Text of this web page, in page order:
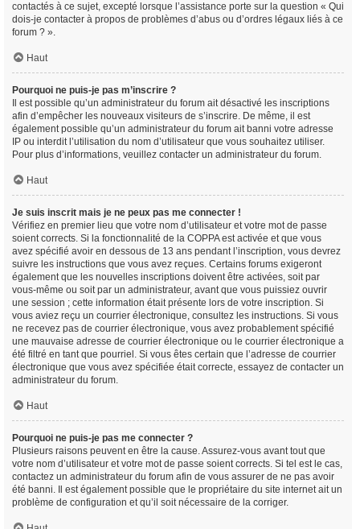
contactés à ce sujet, excepté lorsque l’assistance porte sur la question « Qui
dois-je contacter à propos de problèmes d’abus ou d’ordres légaux liés à ce
forum ? ».
Haut
Pourquoi ne puis-je pas m’inscrire ?
Il est possible qu’un administrateur du forum ait désactivé les inscriptions
afin d’empêcher les nouveaux visiteurs de s’inscrire. De même, il est
également possible qu’un administrateur du forum ait banni votre adresse
IP ou interdit l’utilisation du nom d’utilisateur que vous souhaitez utiliser.
Pour plus d’informations, veuillez contacter un administrateur du forum.
Haut
Je suis inscrit mais je ne peux pas me connecter !
Vérifiez en premier lieu que votre nom d’utilisateur et votre mot de passe
soient corrects. Si la fonctionnalité de la COPPA est activée et que vous
avez spécifié avoir en dessous de 13 ans pendant l’inscription, vous devrez
suivre les instructions que vous avez reçues. Certains forums exigeront
également que les nouvelles inscriptions doivent être activées, soit par
vous-même ou soit par un administrateur, avant que vous puissiez ouvrir
une session ; cette information était présente lors de votre inscription. Si
vous aviez reçu un courrier électronique, consultez les instructions. Si vous
ne recevez pas de courrier électronique, vous avez probablement spécifié
une mauvaise adresse de courrier électronique ou le courrier électronique a
été filtré en tant que pourriel. Si vous êtes certain que l’adresse de courrier
électronique que vous avez spécifiée était correcte, essayez de contacter un
administrateur du forum.
Haut
Pourquoi ne puis-je pas me connecter ?
Plusieurs raisons peuvent en être la cause. Assurez-vous avant tout que
votre nom d’utilisateur et votre mot de passe soient corrects. Si tel est le cas,
contactez un administrateur du forum afin de vous assurer de ne pas avoir
été banni. Il est également possible que le propriétaire du site internet ait un
problème de configuration et qu’il soit nécessaire de la corriger.